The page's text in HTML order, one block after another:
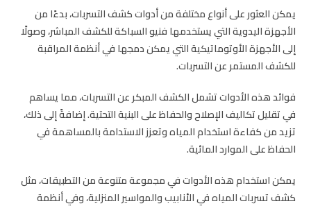
يمكن العثور على أنواع مختلفة من أدوات كشف التسربات، بدءًا من
الأجهزة اليدوية التي يستخدمها فنيو السباكة للكشف المباشر، وصولًا
إلى الأجهزة الأوتوماتيكية التي يمكن دمجها في أنظمة المراقبة
للكشف المستمر عن التسربات.
فوائد هذه الأدوات تشمل الكشف المبكر عن التسربات، مما يساهم
في تقليل تكاليف الإصلاح والحفاظ على البنية التحتية. إضافةً إلى ذلك،
تزيد من كفاءة استخدام المياه وتعزز الاستدامة بالمساهمة في
الحفاظ على الموارد المائية.
يمكن استخدام هذه الأدوات في مجموعة متنوعة من التطبيقات، مثل
كشف تسربات المياه في الأنابيب والمواسير المنزلية، وفي أنظمة